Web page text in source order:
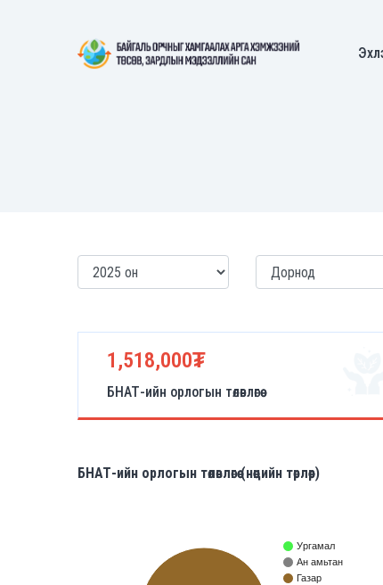
1,518,000₮
БНАТ-ийн орлогын төлөвлөгөө
БНАТ-ийн орлогын төлөвлөгөө (нөөцийн төрлөөр)
Ургамал
Ан амьтан
Газар